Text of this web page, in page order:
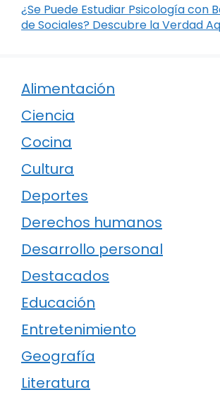
¿Se Puede Estudiar Psicología con
de Sociales? Descubre la Verdad
Alimentación
Ciencia
Cocina
Cultura
Deportes
Derechos humanos
Desarrollo personal
Destacados
Educación
Entretenimiento
Geografía
Literatura